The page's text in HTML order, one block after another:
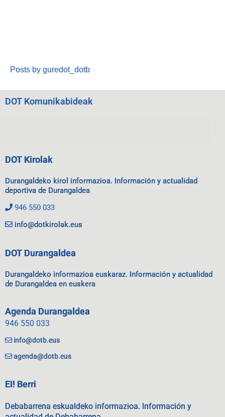
Posts by guredot_dotb
DOT Komunikabideak
DOT Kirolak
Durangaldeko kirol informazioa. Información y actualidad
deportiva de Durangaldea
946 550 033
info@dotkirolak.eus
DOT Durangaldea
Durangaldeko informazioa euskaraz. Información y actualidad
de Durangaldea en euskera
Agenda Durangaldea
946 550 033
info@dotb.eus
agenda@dotb.eus
EI! Berri
Debabarrena eskualdeko informazioa. Información y